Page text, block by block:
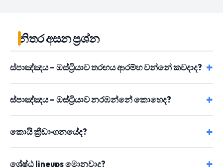
නිතර අසන ප්‍රශ්න
ස්පාඤ්ඤය – ඔස්ට්‍රියාව තරඟය ආරම්භ වන්නේ කවදාද?
ස්පාඤ්ඤය – ඔස්ට්‍රියාව නරඹන්නේ කොහෙද?
කොයි ක්‍රීඩාංගනයේද?
ශ්‍රේෂ්ඨ lineups මොනවාද?